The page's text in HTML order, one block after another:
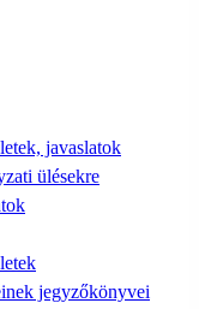
javaslatok
ülésekre
jegyzőkönyvei